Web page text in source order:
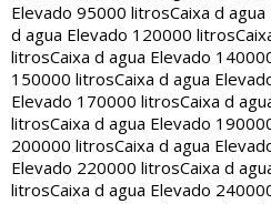
Elevado 95000 litrosCaixa d
d agua Elevado 120000 litros
litrosCaixa d agua Elevado
150000 litrosCaixa d agua
Elevado 170000 litrosCaixa d
litrosCaixa d agua Elevado
200000 litrosCaixa d agua
Elevado 220000 litrosCaixa d
litrosCaixa d agua Elevado